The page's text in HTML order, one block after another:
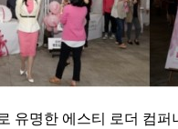
유명한 에스티 로더 컴